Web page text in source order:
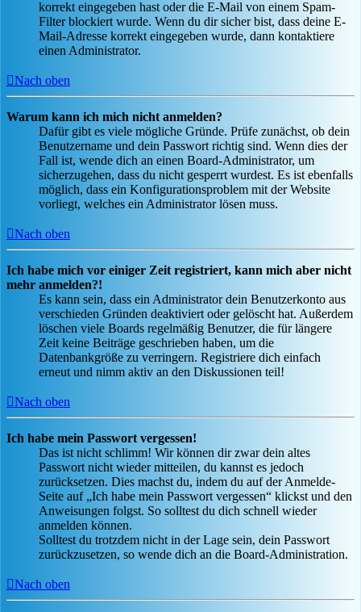
korrekt eingegeben hast oder die E-Mail von einem Spam-
Filter blockiert wurde. Wenn du dir sicher bist, dass deine E-
Mail-Adresse korrekt eingegeben wurde, dann kontaktiere
einen Administrator.
Nach oben
Warum kann ich mich nicht anmelden?
Dafür gibt es viele mögliche Gründe. Prüfe zunächst, ob dein
Benutzername und dein Passwort richtig sind. Wenn dies der
Fall ist, wende dich an einen Board-Administrator, um
sicherzugehen, dass du nicht gesperrt wurdest. Es ist ebenfalls
möglich, dass ein Konfigurationsproblem mit der Website
vorliegt, welches ein Administrator lösen muss.
Nach oben
Ich habe mich vor einiger Zeit registriert, kann mich aber nicht
mehr anmelden?!
Es kann sein, dass ein Administrator dein Benutzerkonto aus
verschieden Gründen deaktiviert oder gelöscht hat. Außerdem
löschen viele Boards regelmäßig Benutzer, die für längere
Zeit keine Beiträge geschrieben haben, um die
Datenbankgröße zu verringern. Registriere dich einfach
erneut und nimm aktiv an den Diskussionen teil!
Nach oben
Ich habe mein Passwort vergessen!
Das ist nicht schlimm! Wir können dir zwar dein altes
Passwort nicht wieder mitteilen, du kannst es jedoch
zurücksetzen. Dies machst du, indem du auf der Anmelde-
Seite auf „Ich habe mein Passwort vergessen“ klickst und den
Anweisungen folgst. So solltest du dich schnell wieder
anmelden können.
Solltest du trotzdem nicht in der Lage sein, dein Passwort
zurückzusetzen, so wende dich an die Board-Administration.
Nach oben